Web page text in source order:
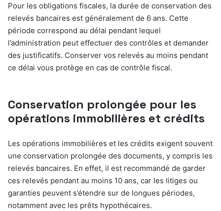
Pour les obligations fiscales, la durée de conservation des
relevés bancaires est généralement de 6 ans. Cette
période correspond au délai pendant lequel
l’administration peut effectuer des contrôles et demander
des justificatifs. Conserver vos relevés au moins pendant
ce délai vous protège en cas de contrôle fiscal.
Conservation prolongée pour les
opérations immobilières et crédits
Les opérations immobilières et les crédits exigent souvent
une conservation prolongée des documents, y compris les
relevés bancaires. En effet, il est recommandé de garder
ces relevés pendant au moins 10 ans, car les litiges ou
garanties peuvent s’étendre sur de longues périodes,
notamment avec les prêts hypothécaires.